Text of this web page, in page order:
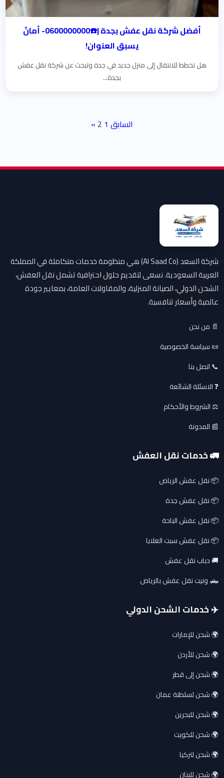
أفضل شركة نقل عفش بجدة |☎️0600000000- أمانٌ
يسبق العنوان!
هل تخطط للانتقال إلى منزل جديد في جدة وتبحث عن شركة نقل عفش
بجدة...
تعدد صفحات المقالات
« السابق 1
2
شركة السعد (Al Saad Co) هي منظومة خدمات متكاملة في المملكة
العربية السعودية. نسعى لتقديم حلول احترافية تشمل نقل العفش،
الشحن الدولي، الصيانة المنزلية، والمقاولات العامة، بمعايير جودة
عالمية وأسعار تنافسية.
📄 من نحن
📜 سياسة الخصوصية
📞 اتصل بنا
❓ الاسئلة الشائعة
⚖️ الشروط والأحكام
📰 المدونة
🚛 خدمات نقل العفش
📦 نقل عفش الرياض
📦 نقل عفش جدة
📦 نقل عفش الباحة
📦 نقل عفش سبت العلايا
🚚 دباب نقل عفش
🛻 ونيت نقل عفش بالرياض
✈️ خدمات الشحن الدولي
🌍 شحن للإمارات
🌍 شحن للأردن
🌍 شحن إلى قطر
🌍 شحن لسلطنة عمان
🌍 شحن للبحرين
🌍 شحن للكويت
🌍 شحن لتركيا
🌍 شحن للبنان